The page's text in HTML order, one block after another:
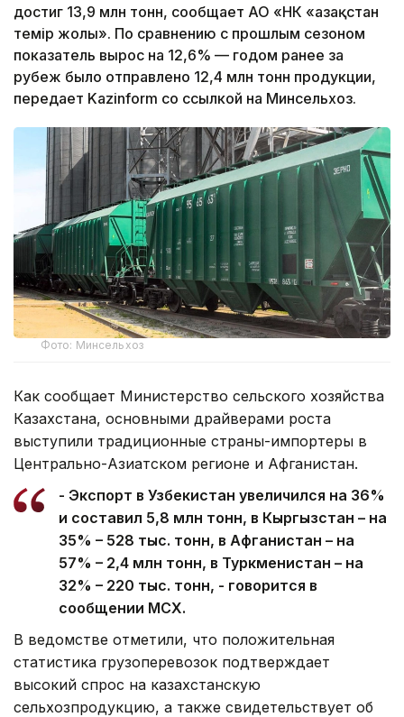
достиг 13,9 млн тонн, сообщает АО «НК «Қазақстан
темір жолы». По сравнению с прошлым сезоном
показатель вырос на 12,6% — годом ранее за
рубеж было отправлено 12,4 млн тонн продукции,
передает Kazinform со ссылкой на Минсельхоз.
Фото: Минсельхоз
Как сообщает Министерство сельского хозяйства
Казахстана, основными драйверами роста
выступили традиционные страны-импортеры в
Центрально-Азиатском регионе и Афганистан.
- Экспорт в Узбекистан увеличился на 36%
и составил 5,8 млн тонн, в Кыргызстан – на
35% – 528 тыс. тонн, в Афганистан – на
57% – 2,4 млн тонн, в Туркменистан – на
32% – 220 тыс. тонн, - говорится в
сообщении МСХ.
В ведомстве отметили, что положительная
статистика грузоперевозок подтверждает
высокий спрос на казахстанскую
сельхозпродукцию, а также свидетельствует об